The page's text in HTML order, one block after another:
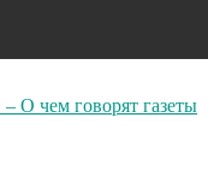
О чем говорят газеты